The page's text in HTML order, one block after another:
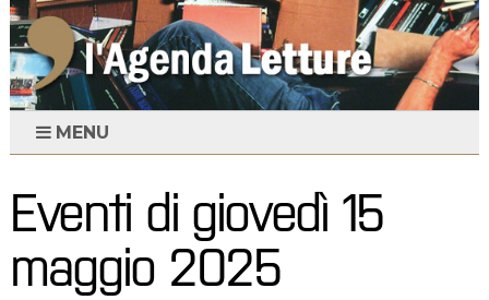
MENU
Eventi di giovedì 15
maggio 2025